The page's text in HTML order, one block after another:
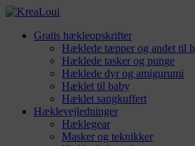
Gratis hækleopskrifter
Hæklede tæpper og andet til
Hæklede tasker og punge
Hæklede dyr og amigurumi
Hæklet til baby
Hæklet sangkuffert
Hæklevejledninger
Hæklegear
Masker og teknikker